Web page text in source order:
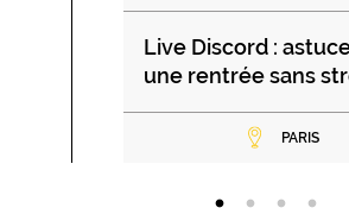
Live Discord :
une rentrée sans
PARIS